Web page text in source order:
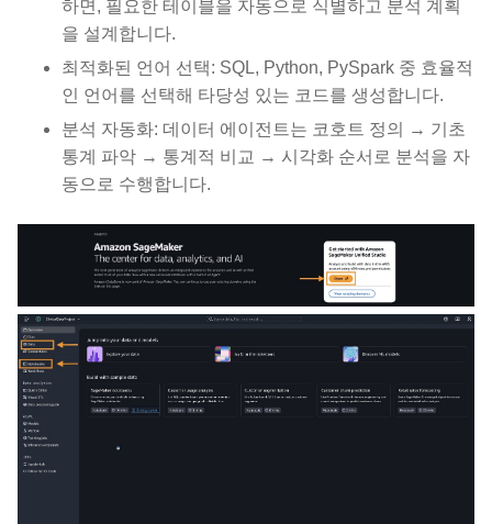
하면, 필요한 테이블을 자동으로 식별하고 분석 계획
을 설계합니다.
최적화된 언어 선택: SQL, Python, PySpark 중 효율적
인 언어를 선택해 타당성 있는 코드를 생성합니다.
분석 자동화: 데이터 에이전트는 코호트 정의 → 기초
통계 파악 → 통계적 비교 → 시각화 순서로 분석을 자
동으로 수행합니다.